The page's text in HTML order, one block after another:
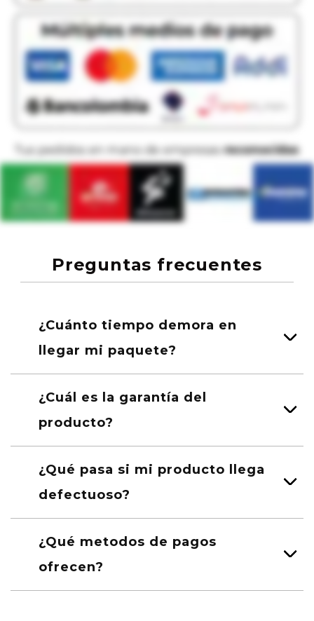
Preguntas frecuentes
¿Cuánto tiempo demora en
llegar mi paquete?
¿Cuál es la garantía del
producto?
¿Qué pasa si mi producto llega
defectuoso?
¿Qué metodos de pagos
ofrecen?